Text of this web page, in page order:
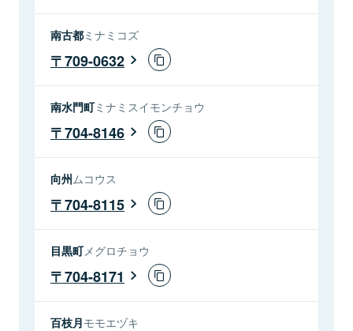
南古都ミナミコズ
709-0632
南水門町ミナミスイモンチョウ
704-8146
向州 ムコウス
704-8115
目黒町メグロチョウ
704-8171
百枝月モモエヅキ